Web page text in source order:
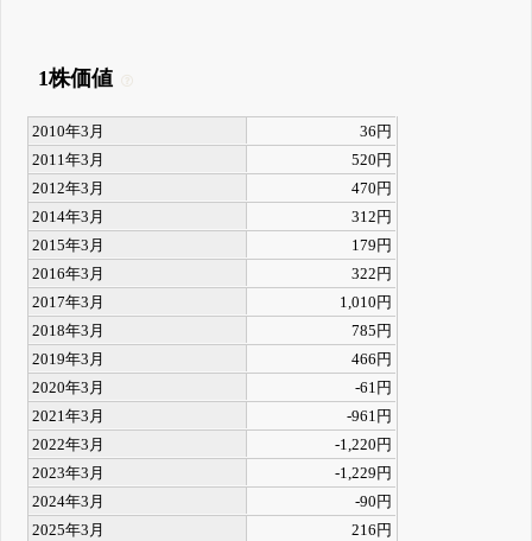
1株価値
2010年3月
36円
2011年3月
520円
2012年3月
470円
2014年3月
312円
2015年3月
179円
2016年3月
322円
2017年3月
1,010円
2018年3月
785円
2019年3月
466円
2020年3月
-61円
2021年3月
-961円
2022年3月
-1,220円
2023年3月
-1,229円
2024年3月
-90円
2025年3月
216円